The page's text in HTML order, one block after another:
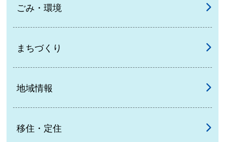
ごみ・環境
まちづくり
地域情報
移住・定住